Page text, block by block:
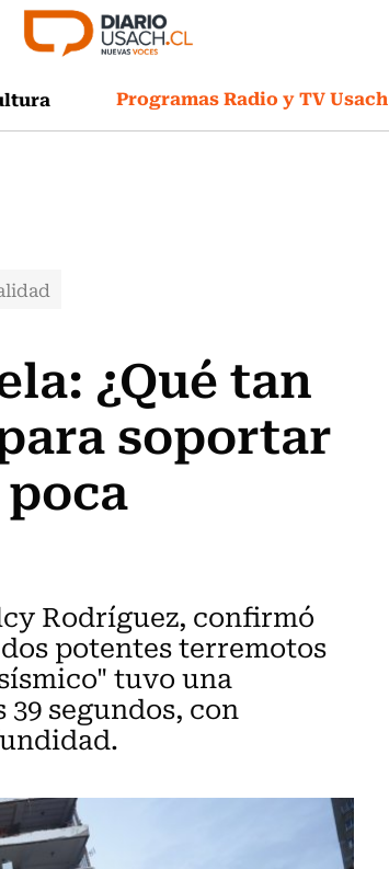
Programas Radio y TV Usach
¿Qué tan
soportar
Rodríguez, confirmó
potentes terremotos
tuvo una
segundos, con